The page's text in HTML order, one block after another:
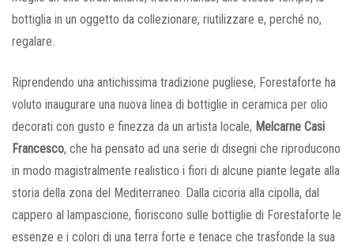
bottiglia in un oggetto da collezionare, riutilizzare e, perché no,
regalare.
Riprendendo una antichissima tradizione pugliese, Forestaforte ha
voluto inaugurare una nuova linea di bottiglie in ceramica per olio
decorati con gusto e finezza da un artista locale, Melcarne Casi
Francesco, che ha pensato ad una serie di disegni che riproducono
in modo magistralmente realistico i fiori di alcune piante legate alla
storia della zona del Mediterraneo. Dalla cicoria alla cipolla, dal
cappero al lampascione, fioriscono sulle bottiglie di Forestaforte le
essenze e i colori di una terra forte e tenace che trasfonde la sua